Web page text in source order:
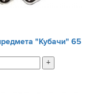
"Кубачи" 65
+